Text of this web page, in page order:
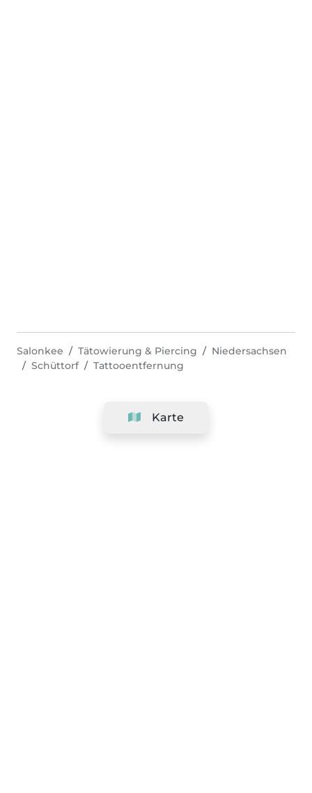
Karte
Salonkee Tätowierung & Piercing
Niedersachsen
Schüttorf
Tattooentfernung